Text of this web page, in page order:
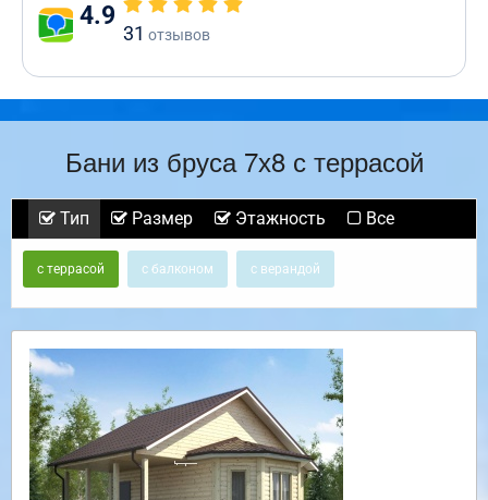
4.9
31 отзывов
Бани из бруса 7х8 с террасой
Тип Размер Этажность Все
с террасой с балконом с верандой